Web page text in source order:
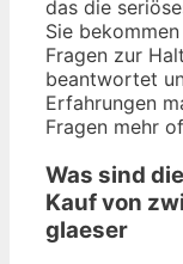
das die
Sie
Fragen zur
beantwortet
Erfahrungen
Fragen mehr
Was sind
Kauf von
glaeser